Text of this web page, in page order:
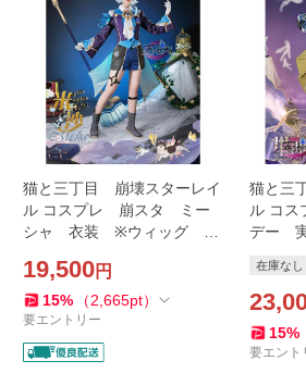
猫と三丁目 崩壊スターレイ
ル コスプレ 崩スタ ミー
シャ 衣装 ※ウィッグ
19,500円
15% （2,665pt）
要エントリー
猫と三
ル コ
デー
能
在庫なし
15%
要エント